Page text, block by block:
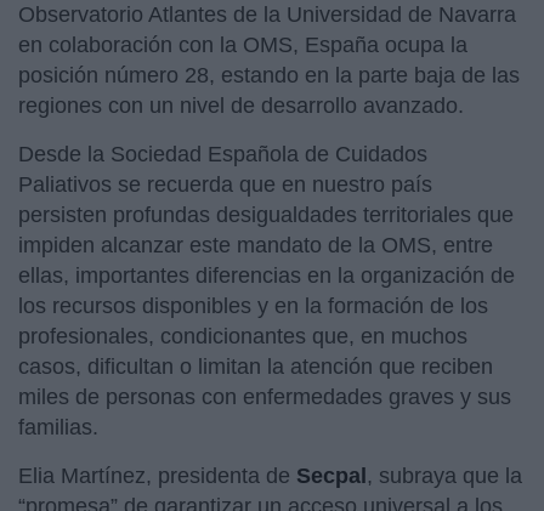
Observatorio Atlantes de la Universidad de Navarra
en colaboración con la OMS, España ocupa la
posición número 28, estando en la parte baja de las
regiones con un nivel de desarrollo avanzado.
Desde la Sociedad Española de Cuidados
Paliativos se recuerda que en nuestro país
persisten profundas desigualdades territoriales que
impiden alcanzar este mandato de la OMS, entre
ellas, importantes diferencias en la organización de
los recursos disponibles y en la formación de los
profesionales, condicionantes que, en muchos
casos, dificultan o limitan la atención que reciben
miles de personas con enfermedades graves y sus
familias.
Elia Martínez, presidenta de Secpal, subraya que la
“promesa” de garantizar un acceso universal a los